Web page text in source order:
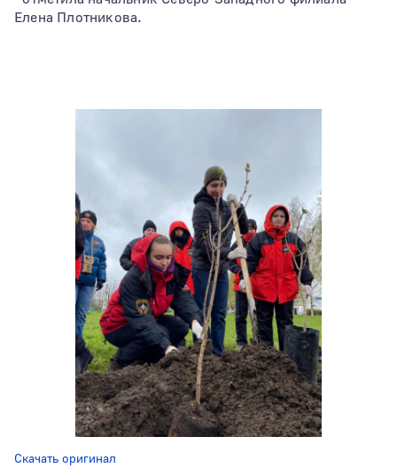
Елена Плотникова.
Скачать оригинал